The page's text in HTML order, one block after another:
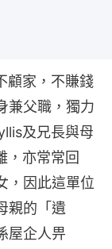
顧家，不賺錢
兼父職，獨力
及兄長與母
，亦常常回
，因此這單位
親的「遺
屋企人畀